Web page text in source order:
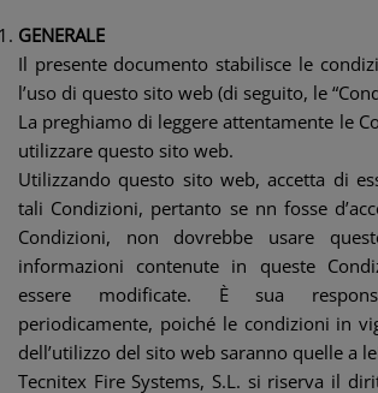
GENERALE
Il presente documento stabilisce le
l’uso di questo sito web (di seguito, le
La preghiamo di leggere attentamente le
utilizzare questo sito web.
Utilizzando questo sito web, accetta di
tali Condizioni, pertanto se nn fosse
Condizioni, non dovrebbe usare
informazioni contenute in queste
essere modificate. È sua
periodicamente, poiché le condizioni in
dell’utilizzo del sito web saranno quelle a
Tecnitex Fire Systems, S.L. si riserva il